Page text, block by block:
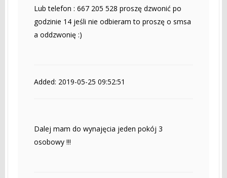
Lub telefon : 667 205 528 proszę dzwonić po
godzinie 14 jeśli nie odbieram to proszę o smsa
a oddzwonię :)
Added: 2019-05-25 09:52:51
Dalej mam do wynajęcia jeden pokój 3
osobowy !!!